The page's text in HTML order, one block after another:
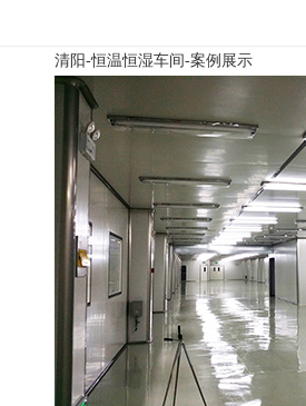
清阳-恒温恒湿车间-案例展示